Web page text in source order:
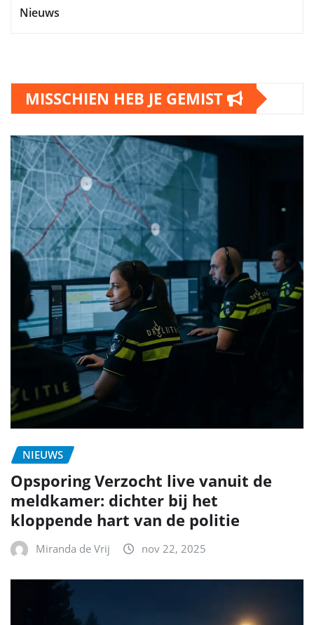
Nieuws
MISSCHIEN HEB JE GEMIST
NIEUWS
Opsporing Verzocht live vanuit de
meldkamer: dichter bij het
kloppende hart van de politie
Miranda de Vrij nov 22, 2025